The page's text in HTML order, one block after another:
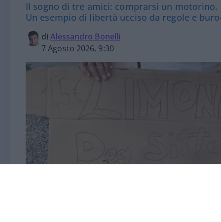
Il sogno di tre amici: comprarsi un
Un esempio di libertà ucciso da regole e
diAlessandro Bonelli
7 Agosto 2026, 9:30